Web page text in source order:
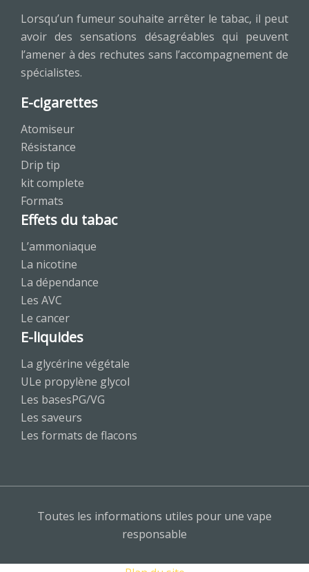
Lorsqu’un fumeur souhaite arrêter le tabac, il peut
avoir des sensations désagréables qui peuvent
l’amener à des rechutes sans l’accompagnement de
spécialistes.
E-cigarettes
Atomiseur
Résistance
Drip tip
kit complete
Formats
Effets du tabac
L’ammoniaque
La nicotine
La dépendance
Les AVC
Le cancer
E-liquides
La glycérine végétale
ULe propylène glycol
Les basesPG/VG
Les saveurs
Les formats de flacons
Toutes les informations utiles pour une vape
responsable